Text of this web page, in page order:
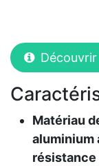
Matériau
aluminium
résistance